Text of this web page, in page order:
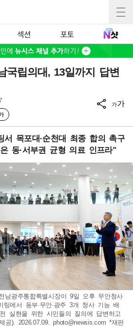
섹션 포토
국립의대, 13일까지 답변
가가
서 목포대·순천대 최종 합의 촉구
동·서부권 균형 의료 인프라"
남광주통합특별시장이 9일 오후 무안청사
팅에서 동부·무안·광주 3개 청사 기능 배
실현을 위한 시민들의 질의에 답변하고
공). 2026.07.09.photo@newsis.com *재판